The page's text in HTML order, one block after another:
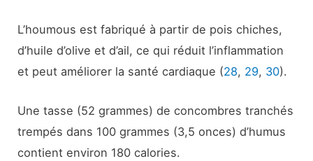
L’houmous est fabriqué à partir de pois chiches,
d’huile d’olive et d’ail, ce qui réduit l’inflammation
et peut améliorer la santé cardiaque (28, 29, 30).
Une tasse (52 grammes) de concombres tranchés
trempés dans 100 grammes (3,5 onces) d’humus
contient environ 180 calories.